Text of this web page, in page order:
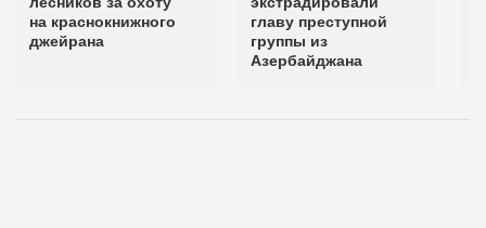
на краснокнижного
джейрана
главу преступной
группы из
Азербайджана